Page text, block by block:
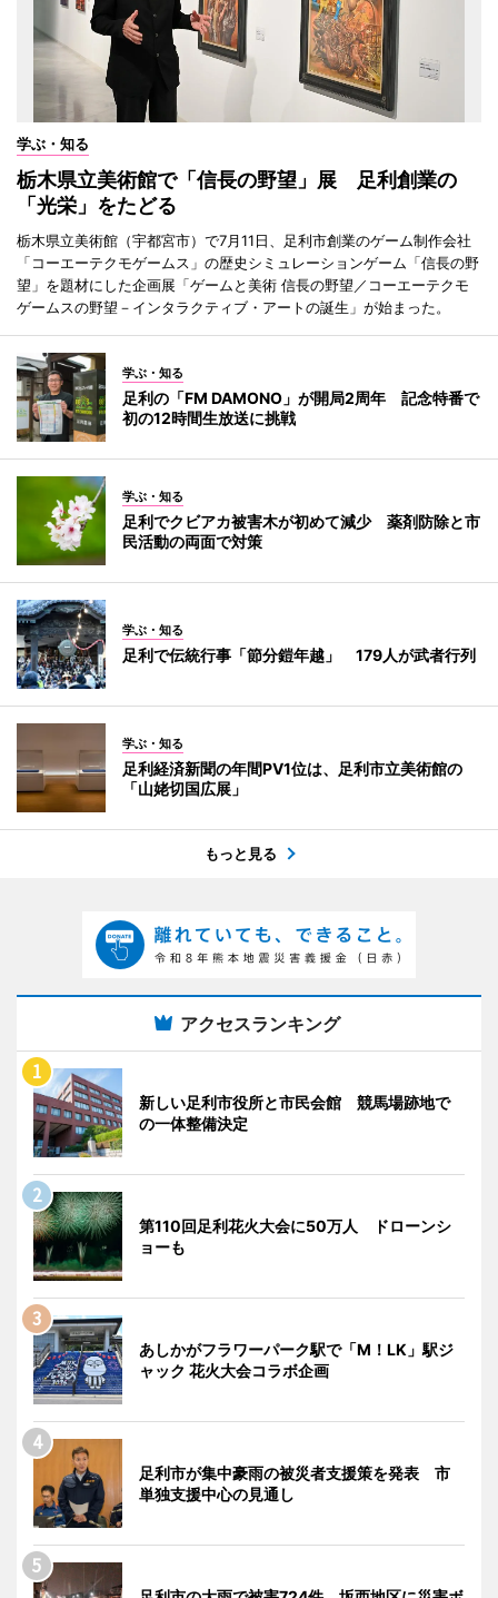
学ぶ・知る
栃木県立美術館で「信長の野望」展 足利創業の
「光栄」をたどる
栃木県立美術館（宇都宮市）で7月11日、足利市創業のゲーム制作会社
「コーエーテクモゲームス」の歴史シミュレーションゲーム「信長の野
望」を題材にした企画展「ゲームと美術 信長の野望／コーエーテクモ
ゲームスの野望－インタラクティブ・アートの誕生」が始まった。
学ぶ・知る
足利の「FM DAMONO」が開局2周年 記念特番で
初の12時間生放送に挑戦
学ぶ・知る
足利でクビアカ被害木が初めて減少 薬剤防除と市
民活動の両面で対策
学ぶ・知る
足利で伝統行事「節分鎧年越」 179人が武者行列
学ぶ・知る
足利経済新聞の年間PV1位は、足利市立美術館の
「山姥切国広展」
もっと見る
アクセスランキング
新しい足利市役所と市民会館 競馬場跡地で
の一体整備決定
第110回足利花火大会に50万人 ドローンシ
ョーも
あしかがフラワーパーク駅で「M！LK」駅ジ
ャック 花火大会コラボ企画
足利市が集中豪雨の被災者支援策を発表 市
単独支援中心の見通し